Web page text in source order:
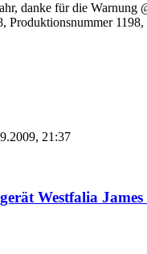
danke für die Warnung
Produktionsnummer
21:37
Westfalia